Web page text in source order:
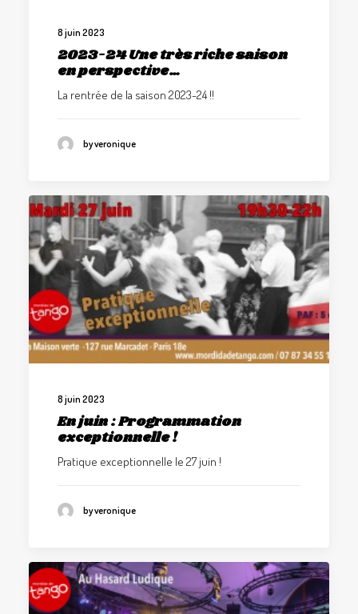
8 juin 2023
2023-24 Une très riche saison
en perspective…
La rentrée de la saison 2023-24 !!
by veronique
8 juin 2023
En juin : Programmation
exceptionnelle !
Pratique exceptionnelle le 27 juin !
by veronique